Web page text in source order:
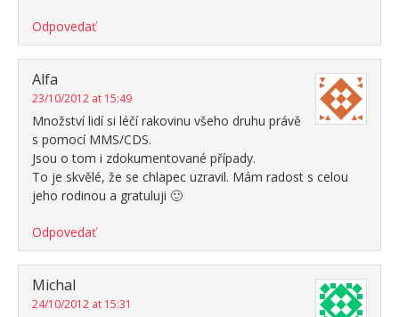
Odpovedať
Alfa
23/10/2012 at 15:49
Množství lidí si léčí rakovinu všeho druhu právě
s pomocí MMS/CDS.
Jsou o tom i zdokumentované případy.
To je skvělé, že se chlapec uzravil. Mám radost s celou
jeho rodinou a gratuluji 🙂
Odpovedať
Michal
24/10/2012 at 15:31